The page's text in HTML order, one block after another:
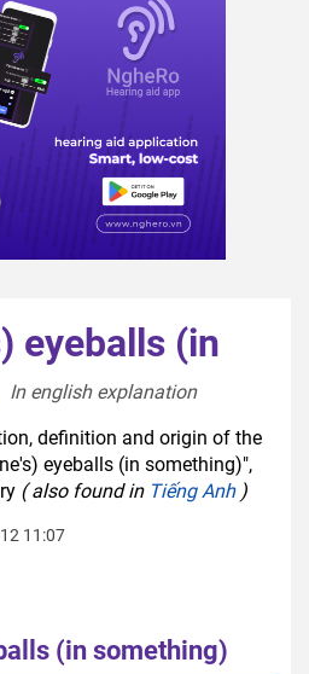
eyeballs (in
In english explanation
definition and origin of the
eyeballs (in something)",
( also found in Tiếng Anh)
11:07
(in something)